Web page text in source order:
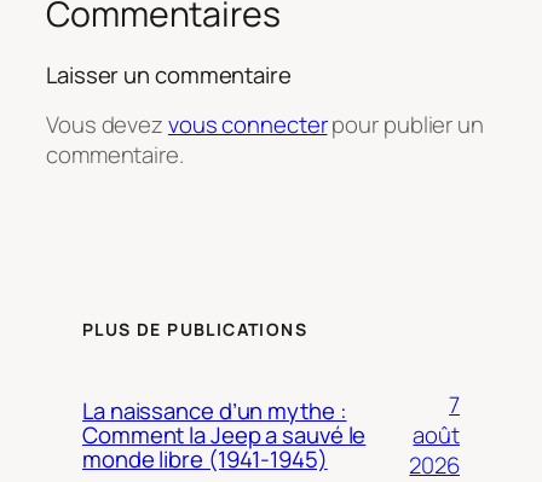
Commentaires
Laisser un commentaire
Vous devezvous connecterpour publier un
commentaire.
PLUS DE PUBLICATIONS
La naissance d’un mythe :
Comment la Jeep a sauvé le
monde libre (1941-1945)
7
août
2026